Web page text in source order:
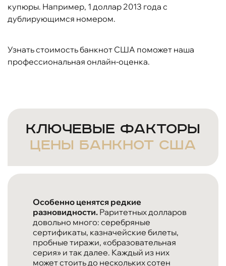
купюры. Например, 1 доллар 2013 года с
дублирующимся номером.
Узнать стоимость банкнот США поможет наша
профессиональная онлайн-оценка.
ключевые факторы
цены банкнот США
Особенно ценятся редкие
разновидности. Раритетных долларов
довольно много: серебряные
сертификаты, казначейские билеты,
пробные тиражи, «образовательная
серия» и так далее. Каждый из них
может стоить до нескольких сотен